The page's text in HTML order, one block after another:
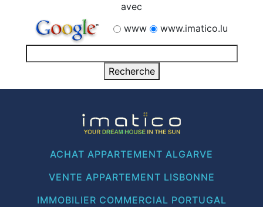
avec
www
www.imatico.lu
ACHAT APPARTEMENT ALGARVE
VENTE APPARTEMENT LISBONNE
IMMOBILIER COMMERCIAL PORTUGAL